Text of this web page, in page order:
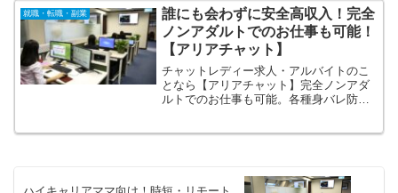
登録もものすごく簡単♪最短5分で登録で
きちゃいます♪自宅で出来て【高収入】毎
日が給料日【日払い制度】
就職・転職・副業
誰にも会わずに安全高収入！完全
ノンアダルトでのお仕事も可能！
【アリアチャット】
チャットレディー求人・アルバイトのこ
となら【アリアチャット】完全ノンアダ
ルトでのお仕事も可能。各種身バレ防止
す。